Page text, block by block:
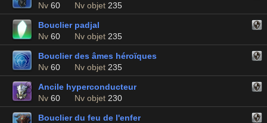
Nv 60 Nv objet 235
Bouclier padjal
Nv 60 Nv objet 235
Bouclier des âmes héroïques
Nv 60 Nv objet 235
Ancile hyperconducteur
Nv 60 Nv objet 230
Bouclier du feu de l'enfer